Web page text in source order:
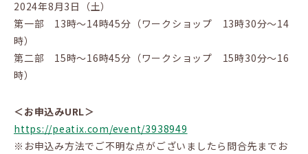
2024年8月3日（土）
第一部 13時～14時45分（ワークショップ 13時30分～14
時）
第二部 15時～16時45分（ワークショップ 15時30分～16
時）
＜お申込みURL＞
https://peatix.com/event/3938949
※お申込み方法でご不明な点がございましたら問合先までお